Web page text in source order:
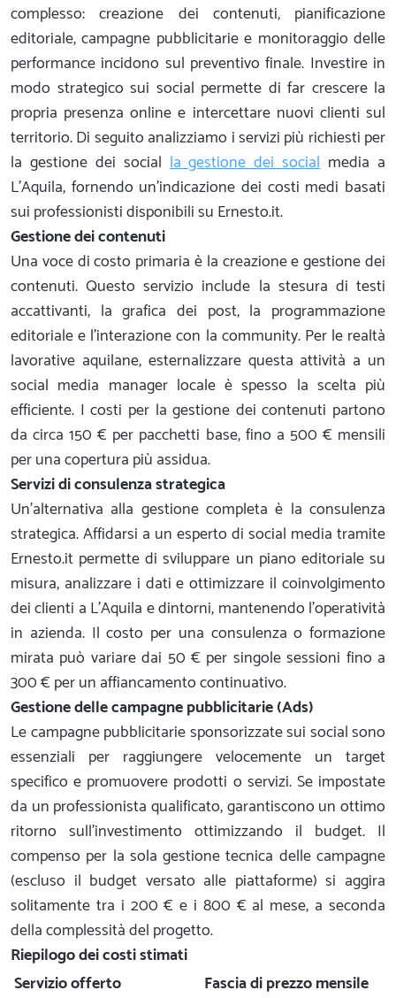
complesso: creazione dei contenuti, pianificazione
editoriale, campagne pubblicitarie e monitoraggio delle
performance incidono sul preventivo finale. Investire in
modo strategico sui social permette di far crescere la
propria presenza online e intercettare nuovi clienti sul
territorio. Di seguito analizziamo i servizi più richiesti per
la gestione dei socialla gestione dei socialmedia a
L'Aquila, fornendo un'indicazione dei costi medi basati
sui professionisti disponibili su Ernesto.it.
Gestione dei contenuti
Una voce di costo primaria è la creazione e gestione dei
contenuti. Questo servizio include la stesura di testi
accattivanti, la grafica dei post, la programmazione
editoriale e l'interazione con la community. Per le realtà
lavorative aquilane, esternalizzare questa attività a un
social media manager locale è spesso la scelta più
efficiente. I costi per la gestione dei contenuti partono
da circa 150 € per pacchetti base, fino a 500 € mensili
per una copertura più assidua.
Servizi di consulenza strategica
Un'alternativa alla gestione completa è la consulenza
strategica. Affidarsi a un esperto di social media tramite
Ernesto.it permette di sviluppare un piano editoriale su
misura, analizzare i dati e ottimizzare il coinvolgimento
dei clienti a L'Aquila e dintorni, mantenendo l'operatività
in azienda. Il costo per una consulenza o formazione
mirata può variare dai 50 € per singole sessioni fino a
300 € per un affiancamento continuativo.
Gestione delle campagne pubblicitarie (Ads)
Le campagne pubblicitarie sponsorizzate sui social sono
essenziali per raggiungere velocemente un target
specifico e promuovere prodotti o servizi. Se impostate
da un professionista qualificato, garantiscono un ottimo
ritorno sull'investimento ottimizzando il budget. Il
compenso per la sola gestione tecnica delle campagne
(escluso il budget versato alle piattaforme) si aggira
solitamente tra i 200 € e i 800 € al mese, a seconda
della complessità del progetto.
Riepilogo dei costi stimati
Servizio offerto
Fascia di prezzo mensile